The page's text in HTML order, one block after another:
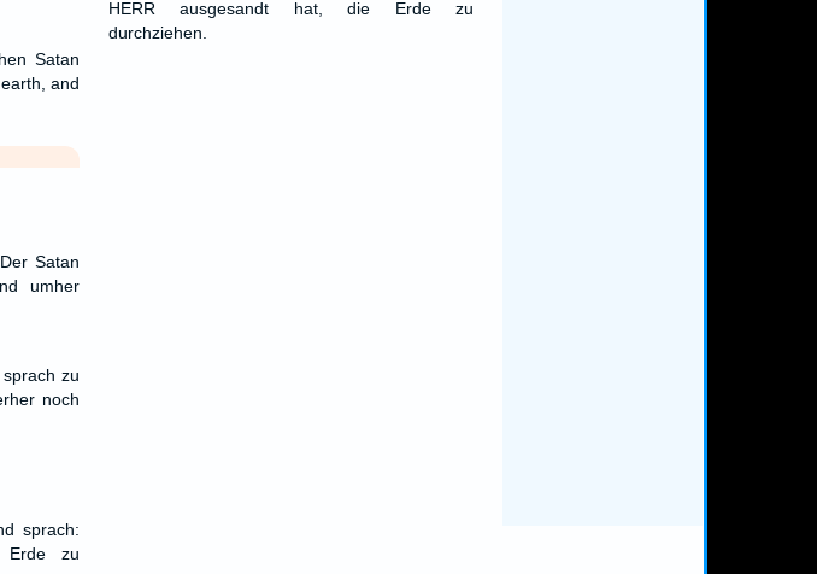
Satan
and
Satan
umher
zu
noch
sprach:
Erde zu
HERR ausgesandt hat, die Erde zu
durchziehen.